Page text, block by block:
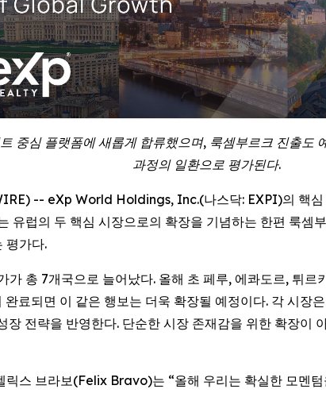
중심 플랫폼에 새롭게 합류했으며, 룩셈부르크 진출도
과정의 일환으로 평가된다.
-- eXp World Holdings, Inc.(나스닥: EXPI)의 핵심
럽의 두 핵심 시장으로의 확장을 기념하는 한편 룩셈
평가다.
총 7개국으로 늘어났다. 올해 초 페루, 에콰도르, 튀
료되면 이 같은 행보는 더욱 확장될 예정이다. 각 시장
장 전략을 반영한다. 단순한 시장 존재감을 위한 확장이
스 브라보(Felix Bravo)는 “올해 우리는 확실한 모멘